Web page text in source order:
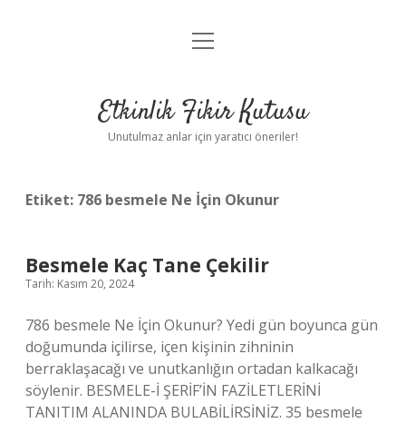
Anasayfa
Yasal Uyarı
menüyü
Etkinlik Fikir Kutusu
Unutulmaz anlar için yaratıcı öneriler!
Etiket: 786 besmele Ne İçin Okunur
Besmele Kaç Tane Çekilir
Tarih: Kasım 20, 2024
786 besmele Ne İçin Okunur? Yedi gün boyunca gün
doğumunda içilirse, içen kişinin zihninin
berraklaşacağı ve unutkanlığın ortadan kalkacağı
söylenir. BESMELE-İ ŞERİF’İN FAZİLETLERİNİ
TANITIM ALANINDA BULABİLİRSİNİZ. 35 besmele